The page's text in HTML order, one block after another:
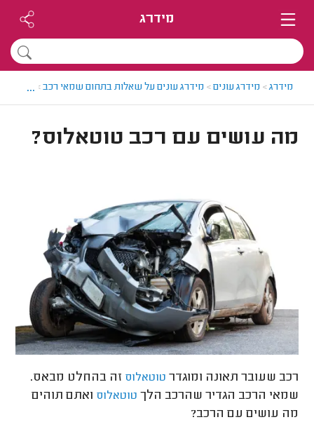
מידרג
מידרג> מידרג עונים> מידרג עונים על שאלות בתחום שמאי רכב>מה
...
מה עושים עם רכב טוטאלוס?
רכב שעובר תאונה ומוגדר טוטאלוס זה בהחלט מבאס.
שמאי הרכב הגדיר שהרכב הלך טוטאלוס ואתם תוהים
מה עושים עם הרכב?